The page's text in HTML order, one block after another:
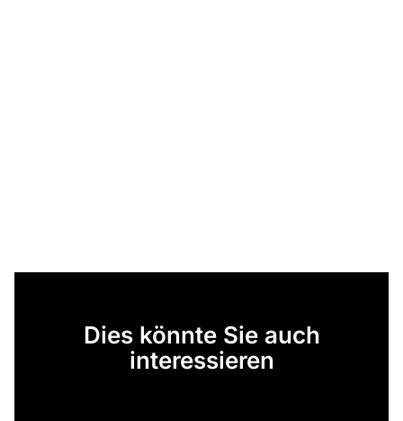
Dies könnte Sie auch
interessieren